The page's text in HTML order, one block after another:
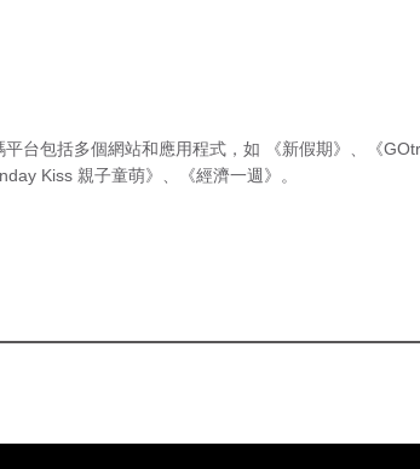
平台包括多個網站和應用程式，如 《新假期》
《
Kiss 親子童萌》 《經濟一週》 。